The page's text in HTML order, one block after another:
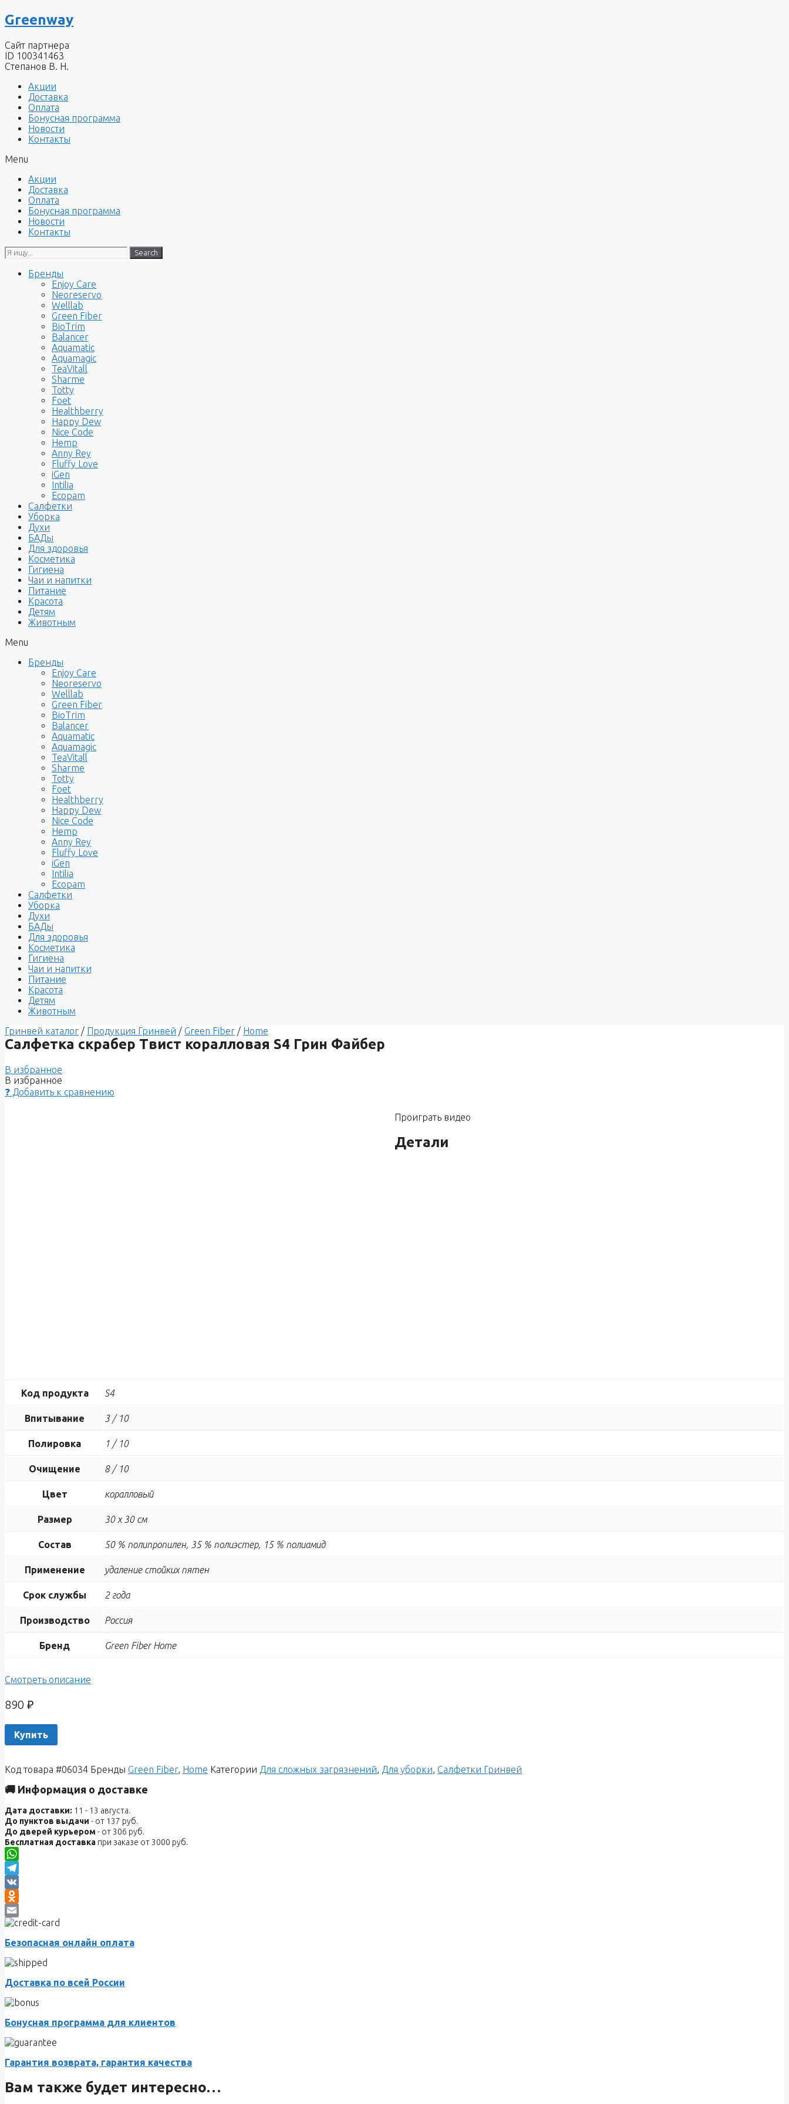
Перейти
к
Greenway
Сайт партнера
ID 100341463
Степанов В. Н.
Акции
Доставка
Оплата
Бонусная программа
Новости
Контакты
Menu
Акции
Доставка
Оплата
Бонусная программа
Новости
Контакты
Search
Бренды
Enjoy Care
Neoreservo
Welllab
Green Fiber
BioTrim
Balancer
Aquamatic
Aquamagic
TeaVitall
Sharme
Totty
Foet
Healthberry
Happy Dew
Nice Code
Hemp
Anny Rey
Fluffy Love
iGen
Intilia
Ecopam
Салфетки
Уборка
Духи
БАДы
Для здоровья
Косметика
Гигиена
Чаи и напитки
Питание
Красота
Детям
Животным
Menu
Бренды
Enjoy Care
Neoreservo
Welllab
Green Fiber
BioTrim
Balancer
Aquamatic
Aquamagic
TeaVitall
Sharme
Totty
Foet
Healthberry
Happy Dew
Nice Code
Hemp
Anny Rey
Fluffy Love
iGen
Intilia
Ecopam
Салфетки
Уборка
Духи
БАДы
Для здоровья
Косметика
Гигиена
Чаи и напитки
Питание
Красота
Детям
Животным
Гринвей каталог / Продукция Гринвей / Green Fiber / Home
Салфетка скрабер Твист коралловая S4 Грин Файбер
В избранное
В избранное
❓ Добавить к сравнению
Проиграть видео
Детали
Код продукта S4
Впитывание 3 / 10
Полировка 1 / 10
Очищение 8 / 10
Цвет коралловый
Размер 30 х 30 см
Состав 50 % полипропилен, 35 % полиэстер, 15 % полиамид
Применение удаление стойких пятен
Срок службы 2 года
Производство Россия
Бренд Green Fiber Home
Смотреть описание
890 ₽
Купить
Код товара #06034 Бренды Green Fiber, Home Категории Для сложных загрязнений, Для уборки, Салфетки Гринвей
🚚 Информация о доставке
Дата доставки: 11 - 13 августа.
До пунктов выдачи - от 137 руб.
До дверей курьером - от 306 руб.
Бесплатная доставка при заказе от 3000 руб.
WhatsApp
Telegram
VK
Odnoklassniki
Email
Безопасная онлайн оплата
Доставка по всей России
Бонусная программа для клиентов
Гарантия возврата, гарантия качества
Вам также будет интересно…